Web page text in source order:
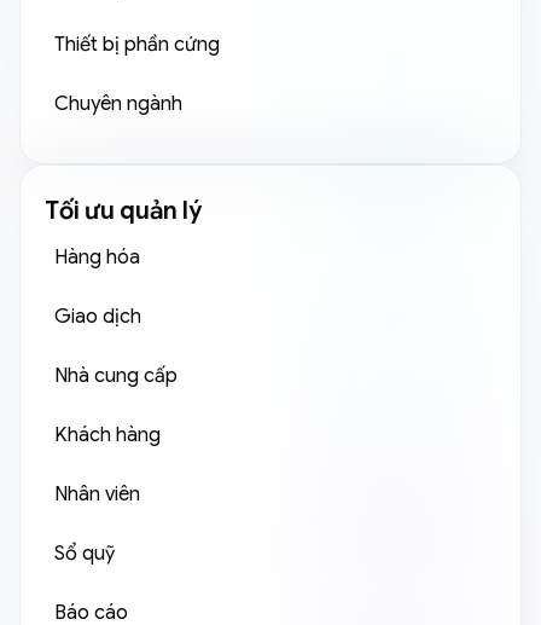
Thiết bị phần cứng
Chuyên ngành
Tối ưu quản lý
Hàng hóa
Giao dịch
Nhà cung cấp
Khách hàng
Nhân viên
Sổ quỹ
Báo cáo